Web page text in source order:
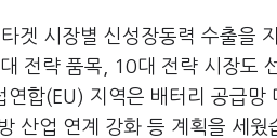
겟 시장별 신성장동력 수출을
전략 품목, 10대 전략 시장도
합(EU) 지역은 배터리 공급망
산업 연계 강화 등 계획을 세웠